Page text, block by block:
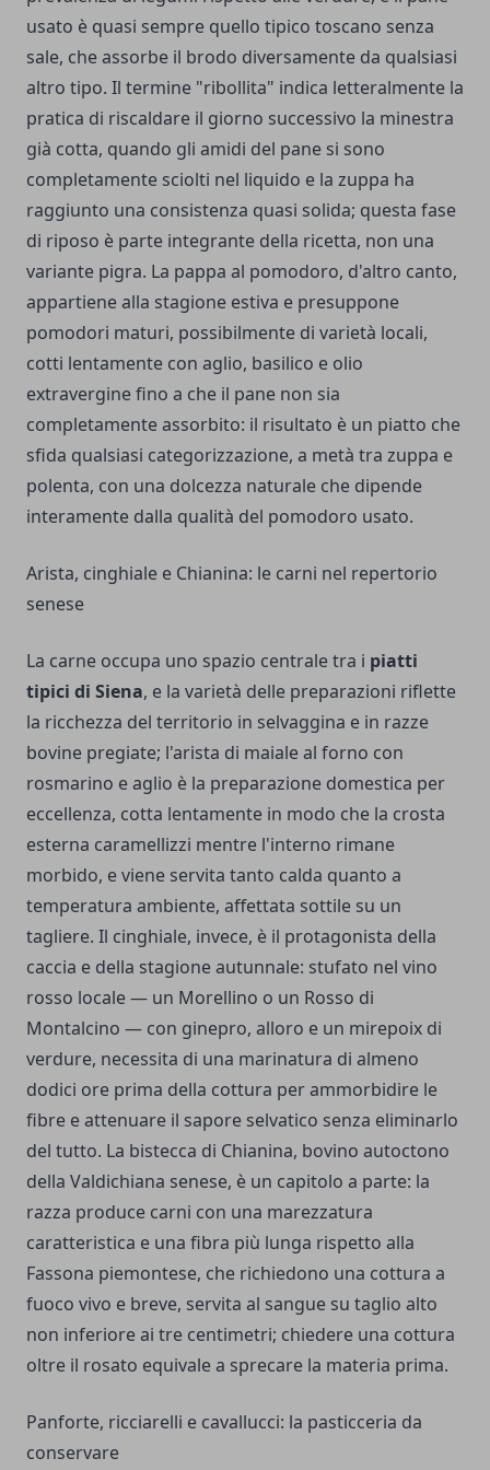
usato è quasi sempre quello tipico toscano senza
sale, che assorbe il brodo diversamente da qualsiasi
altro tipo. Il termine "ribollita" indica letteralmente la
pratica di riscaldare il giorno successivo la minestra
già cotta, quando gli amidi del pane si sono
completamente sciolti nel liquido e la zuppa ha
raggiunto una consistenza quasi solida; questa fase
di riposo è parte integrante della ricetta, non una
variante pigra. La pappa al pomodoro, d'altro canto,
appartiene alla stagione estiva e presuppone
pomodori maturi, possibilmente di varietà locali,
cotti lentamente con aglio, basilico e olio
extravergine fino a che il pane non sia
completamente assorbito: il risultato è un piatto che
sfida qualsiasi categorizzazione, a metà tra zuppa e
polenta, con una dolcezza naturale che dipende
interamente dalla qualità del pomodoro usato.
Arista, cinghiale e Chianina: le carni nel repertorio
senese
La carne occupa uno spazio centrale tra i piatti
tipici di Siena, e la varietà delle preparazioni riflette
la ricchezza del territorio in selvaggina e in razze
bovine pregiate; l'arista di maiale al forno con
rosmarino e aglio è la preparazione domestica per
eccellenza, cotta lentamente in modo che la crosta
esterna caramellizzi mentre l'interno rimane
morbido, e viene servita tanto calda quanto a
temperatura ambiente, affettata sottile su un
tagliere. Il cinghiale, invece, è il protagonista della
caccia e della stagione autunnale: stufato nel vino
rosso locale — un Morellino o un Rosso di
Montalcino — con ginepro, alloro e un mirepoix di
verdure, necessita di una marinatura di almeno
dodici ore prima della cottura per ammorbidire le
fibre e attenuare il sapore selvatico senza eliminarlo
del tutto. La bistecca di Chianina, bovino autoctono
della Valdichiana senese, è un capitolo a parte: la
razza produce carni con una marezzatura
caratteristica e una fibra più lunga rispetto alla
Fassona piemontese, che richiedono una cottura a
fuoco vivo e breve, servita al sangue su taglio alto
non inferiore ai tre centimetri; chiedere una cottura
oltre il rosato equivale a sprecare la materia prima.
Panforte, ricciarelli e cavallucci: la pasticceria da
conservare